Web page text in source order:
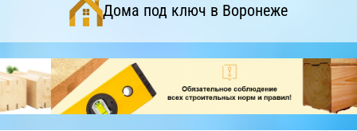
Дома под ключ в Воронеже